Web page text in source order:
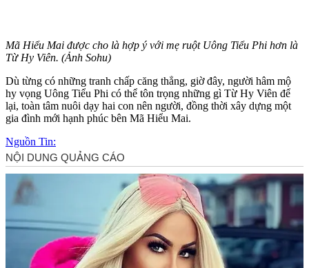
Mã Hiểu Mai được cho là hợp ý với mẹ ruột Uông Tiểu Phi hơn là
Từ Hy Viên. (Ảnh Sohu)
Dù từng có những tranh chấp căng thẳng, giờ đây, người hâm mộ
hy vọng Uông Tiểu Phi có thể tôn trọng những gì Từ Hy Viên để
lại, toàn tâm nuôi dạy hai con nên người, đồng thời xây dựng một
gia đình mới hạnh phúc bên Mã Hiểu Mai.
Nguồn Tin: